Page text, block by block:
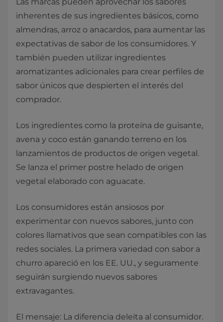
inherentes de sus ingredientes básicos, como
almendras, arroz o anacardos, para aumentar las
expectativas de sabor de los consumidores. Y
también pueden utilizar ingredientes
aromatizantes adicionales para crear perfiles de
sabor únicos que despierten el interés del
comprador.
Los ingredientes como la proteína de guisante,
avena y coco están ganando terreno en los
lanzamientos de productos de origen vegetal.
Se lanza el primer postre helado de origen
vegetal elaborado con aguacate.
Los consumidores están ansiosos por
experimentar con nuevos sabores, junto con
colores llamativos que sean compatibles con las
redes sociales. La primera variedad con sabor a
churro apareció en los EE. UU., y seguramente
seguirán surgiendo nuevos sabores
extravagantes.
El mensaje: La diferencia deleita al consumidor.